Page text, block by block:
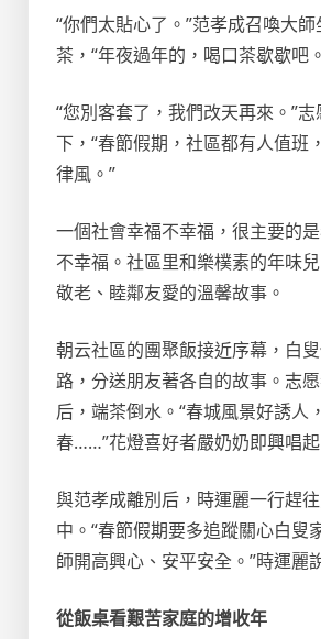
“你們太貼心了。”范孝成召喚大
茶，“年夜過年的，喝口茶歇歇吧
“您別客套了，我們改天再來。”
下，“春節假期，社區都有人值班
律風。”
一個社會幸福不幸福，很主要的
不幸福。社區里和樂樸素的年味
敬老、睦鄰友愛的溫馨故事。
朝云社區的團聚飯接近序幕，白
路，分送朋友著各自的故事。志
后，端茶倒水。“春城風景好誘人
春……”花燈喜好者嚴奶奶即興唱起
與范孝成離別后，時運麗一行趕
中。“春節假期要多追蹤關心白叟
師開高興心、安平安全。”時運麗
從飯桌看艱苦家庭的增收年